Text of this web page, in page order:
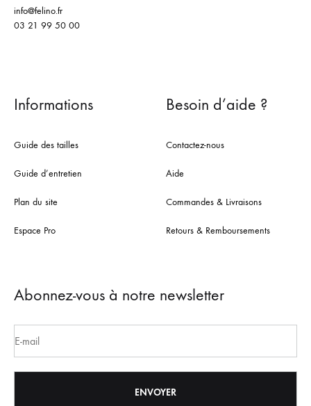
info@felino.fr
03 21 99 50 00
Informations
Guide des tailles
Guide d’entretien
Plan du site
Espace Pro
Besoin d’aide ?
Contactez-nous
Aide
Commandes & Livraisons
Retours & Remboursements
Abonnez-vous à notre newsletter